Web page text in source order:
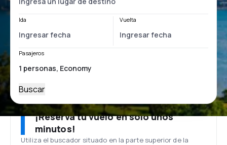
Ida Vuelta
Pasajeros
Buscar
¡Reserva tu vuelo en solo unos
minutos!
Utiliza el buscador situado en la parte superior de la